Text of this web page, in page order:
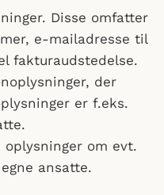
Disse omfatter
e-mailadresse til
fakturaudstedelse.
der
er f.eks.
om evt.
ansatte.